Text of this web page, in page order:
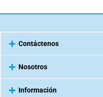
Contáctenos
Nosotros
Información